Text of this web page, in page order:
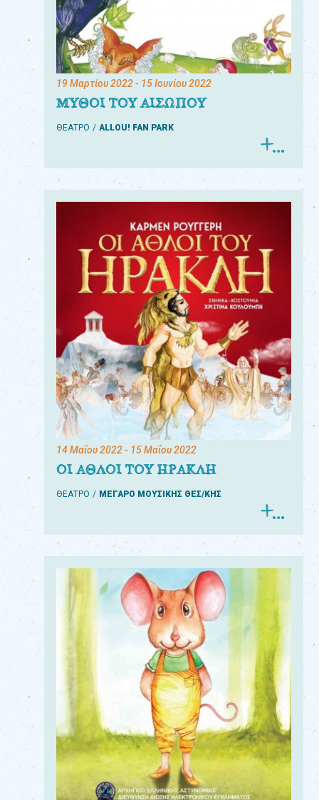
19 Μαρτίου 2022- 15 Ιουνίου 2022
ΜΥΘΟΙ ΤΟΥ ΑΙΣΩΠΟΥ
ΘΕΑΤΡΟ ALLOU! FAN PARK
14 Μαΐου 2022- 15 Μαΐου 2022
ΟΙ ΑΘΛΟΙ ΤΟΥ ΗΡΑΚΛΗ
ΘΕΑΤΡΟ ΜΕΓΑΡΟ ΜΟΥΣΙΚΗΣ ΘΕΣ/ΚΗΣ